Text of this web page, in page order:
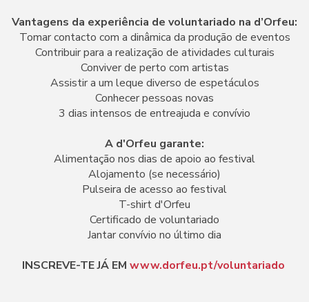
Vantagens da experiência de voluntariado na d’Orfeu:
Tomar contacto com a dinâmica da produção de eventos
Contribuir para a realização de atividades culturais
Conviver de perto com artistas
Assistir a um leque diverso de espetáculos
Conhecer pessoas novas
3 dias intensos de entreajuda e convívio
A d'Orfeu garante:
Alimentação nos dias de apoio ao festival
Alojamento (se necessário)
Pulseira de acesso ao festival
T-shirt d'Orfeu
Certificado de voluntariado
Jantar convívio no último dia
INSCREVE-TE JÁ EM www.dorfeu.pt/voluntariado